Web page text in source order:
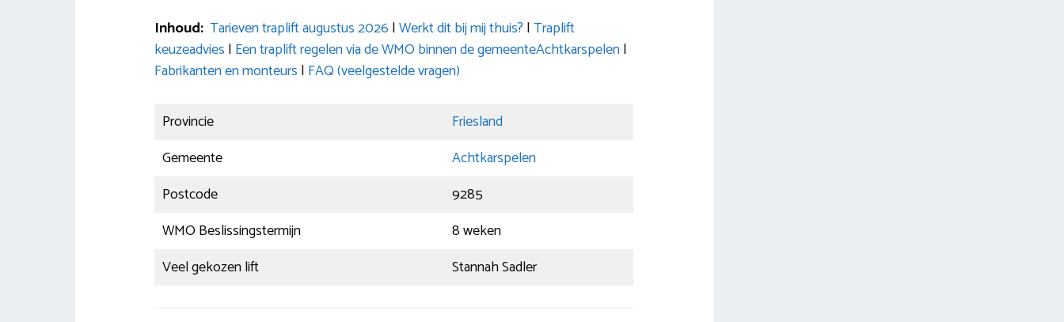
Inhoud: Tarieven traplift augustus 2026 |Werkt dit bij mij thuis? |Traplift
keuzeadvies | Een traplift regelen via de WMO binnen de gemeenteAchtkarspelen|
Fabrikanten en monteurs | FAQ (veelgestelde vragen)
Provincie
Friesland
Gemeente
Achtkarspelen
Postcode
9285
WMO Beslissingstermijn
8 weken
Veel gekozen lift
Stannah Sadler